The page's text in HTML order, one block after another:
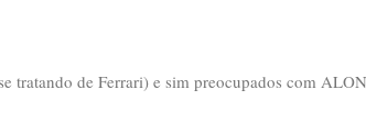
tratando de Ferrari) e sim preocupados com